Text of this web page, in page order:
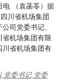
电 （袁菡苓）据
川省机场集团
司党委书记、
机场集团有限
省机场集团有
党委书记,党委